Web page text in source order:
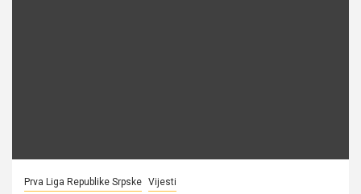
Prva Liga Republike Srpske Vijesti